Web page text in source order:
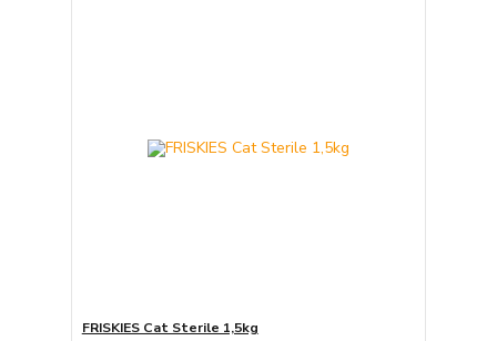
FRISKIES Cat Sterile 1,5kg